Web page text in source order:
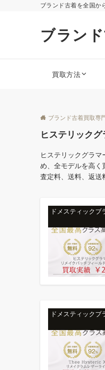
ブランド古着を全国か
ブラン
買取方法
ブランド古着買取専
ヒステリック
ヒステリックグラ
め、全モデルを高く
査定料、送料、返送
ドメスティックブ
ドメスティックブ